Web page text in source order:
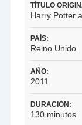
TÍTULO
Harry Potter
PAÍS:
Reino Unido
AÑO:
2011
DURACIÓN:
130 minutos